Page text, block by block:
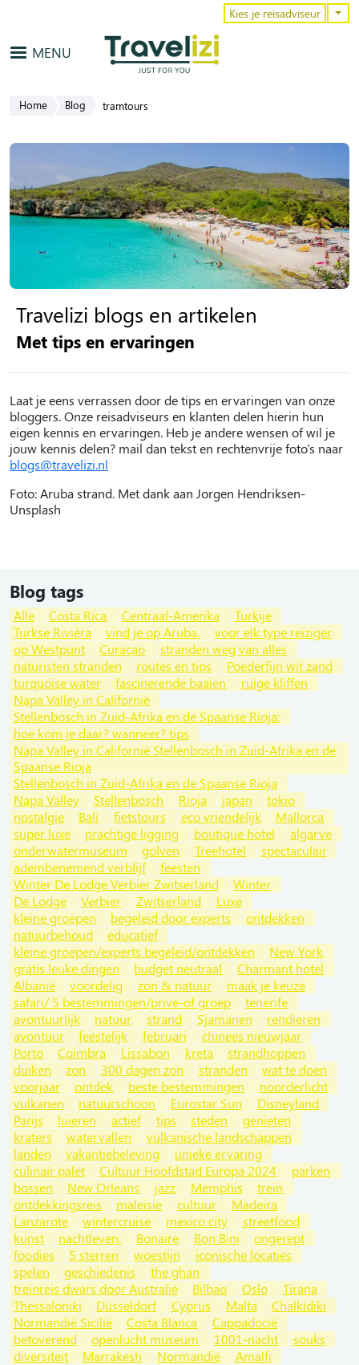
Overslaan en naar de inhoud gaan
MENU
Kies je reisadviseur
Home Blog tramtours
Travelizi blogs en artikelen
Met tips en ervaringen
Laat je eens verrassen door de tips en ervaringen van onze
bloggers. Onze reisadviseurs en klanten delen hierin hun
eigen kennis en ervaringen. Heb je andere wensen of wil je
jouw kennis delen? mail dan tekst en rechtenvrije foto's naar
blogs@travelizi.nl
Foto: Aruba strand. Met dank aan Jorgen Hendriksen-
Unsplash
Blog tags
Alle Costa Rica Centraal-Amerika
Turkije
Turkse Rivièra
vind je op Aruba.
voor elk type reiziger
op Westpunt
Curaçao
stranden weg van alles
naturisten stranden
routes en tips
Poederfijn wit zand
turquoise water
fascinerende baaien
ruige kliffen
Napa Valley in Californië
Stellenbosch in Zuid-Afrika en de Spaanse Rioja:
hoe kom je daar? wanneer? tips
Napa Valley in Californië Stellenbosch in Zuid-Afrika en de
Spaanse Rioja
Stellenbosch in Zuid-Afrika en de Spaanse Rioja
Napa Valley
Stellenbosch Rioja japan
tokio
nostalgie
Bali fietstours eco vriendelijk
Mallorca
super luxe
prachtige ligging boutique hotel
algarve
onderwatermuseum
golven Treehotel
spectaculair
adembenemend verblijf
feesten
Winter De Lodge Verbier Zwitserland
Winter
De Lodge
Verbier Zwitserland
Luxe
kleine groepen
begeleid door experts
ontdekken
natuurbehoud
educatief
kleine groepen/experts begeleid/ontdekken
New York
gratis leuke dingen
budget neutraal
Charmant hotel
Albanië
voordelig zon & natuur
maak je keuze
safari/ 5 bestemmingen/prive-of groep
tenerife
avontuurlijk
natuur strand Sjamanen
rendieren
avontuur
feestelijk februari
chinees nieuwjaar
Porto
Coimbra Lissabon kreta
strandhoppen
duiken
zon 300 dagen zon stranden
wat te doen
voorjaar
ontdek beste bestemmingen
noorderlicht
vulkanen
natuurschoon Eurostar Sun
Disneyland
Parijs
luieren actief tips steden
genieten
kraters
watervallen
vulkanische landschappen
landen
vakantiebeleving
unieke ervaring
culinair palet
Cultuur Hoofdstad Europa 2024
parken
bossen
New Orleans jazz Memphis
trein
ontdekkingsreis
maleisie cultuur
Madeira
Lanzarote
wintercruise mexico city
streetfood
kunst
nachtleven. Bonaire Bon Bini
ongerept
foodies
5 sterren woestijn
iconische locaties
spelen
geschiedenis
the ghan
treinreis dwars door Australië
Bilbao Oslo
Tirana
Thessaloniki
Düsseldorf Cyprus Malta
Chalkidiki
Normandië Sicilië
Costa Blanca
Cappadocië
betoverend
openlucht museum 1001-nacht
souks
diversiteit
Marrakesh Normandië
Amalfi